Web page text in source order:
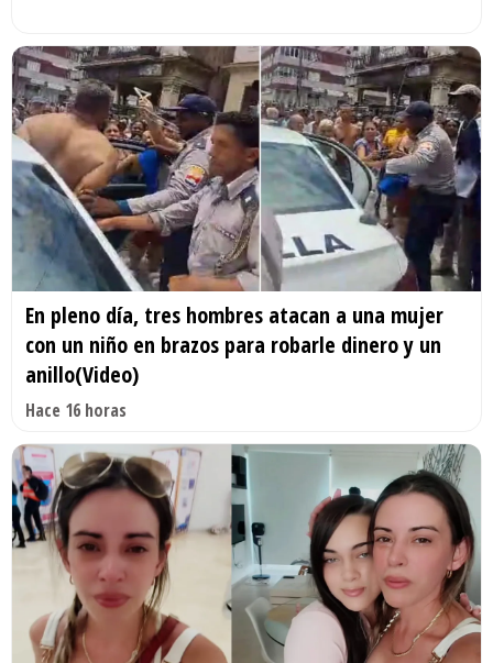
En pleno día, tres hombres atacan a una mujer
con un niño en brazos para robarle dinero y un
anillo(Video)
Hace 16 horas